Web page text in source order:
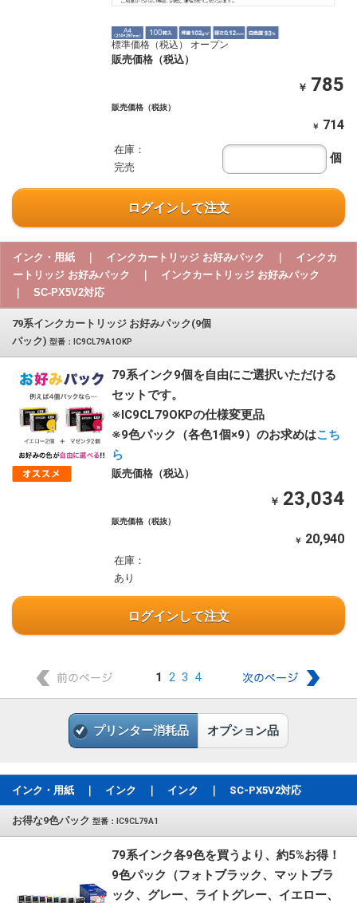
標準価格（税込） オープン
販売価格（税込）
￥ 785
販売価格（税抜）
￥ 714
在庫：
完売
個
ログインして注文
インク・用紙 ｜ インクカートリッジ お好みパック ｜ インクカ
ートリッジ お好みパック ｜ インクカートリッジ お好みパック
｜ SC-PX5V2対応
79系インクカートリッジ お好みパック(9個
パック) 型番：IC9CL79A1OKP
79系インク9個を自由にご選択いただける
セットです。
※IC9CL79OKPの仕様変更品
※9色パック（各色1個×9）のお求めはこち
ら
販売価格（税込）
￥ 23,034
販売価格（税抜）
￥ 20,940
在庫：
あり
ログインして注文
1 2 3 4
プリンター消耗品 オプション品
インク・用紙 ｜ インク ｜ インク ｜ SC-PX5V2対応
お得な9色パック 型番：IC9CL79A1
79系インク各9色を買うより、約5%お得！
9色パック（フォトブラック、マットブラ
ック、グレー、ライトグレー、イエロー、